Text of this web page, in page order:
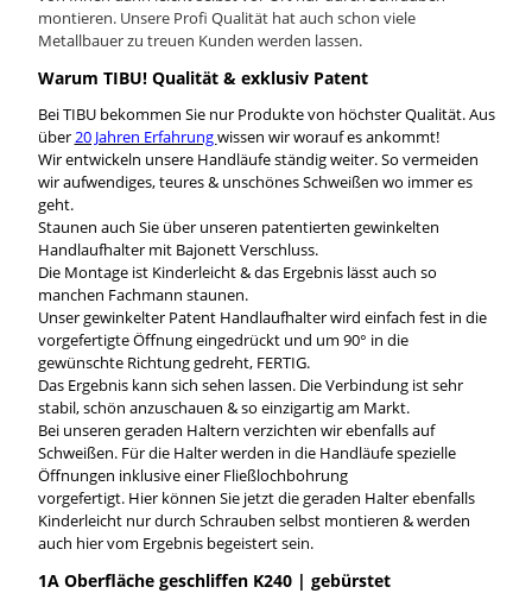
montieren. Unsere Profi Qualität hat auch schon viele
Metallbauer zu treuen Kunden werden lassen.
Warum TIBU! Qualität & exklusiv Patent
Bei TIBU bekommen Sie nur Produkte von höchster Qualität. Aus
über20 Jahren Erfahrungwissen wir worauf es ankommt!
Wir entwickeln unsere Handläufe ständig weiter. So vermeiden
wir aufwendiges, teures & unschönes Schweißen wo immer es
geht.
Staunen auch Sie über unseren patentierten gewinkelten
Handlaufhalter mit Bajonett Verschluss.
Die Montage ist Kinderleicht & das Ergebnis lässt auch so
manchen Fachmann staunen.
Unser gewinkelter Patent Handlaufhalter wird einfach fest in die
vorgefertigte Öffnung eingedrückt und um 90° in die
gewünschte Richtung gedreht, FERTIG.
Das Ergebnis kann sich sehen lassen. Die Verbindung ist sehr
stabil, schön anzuschauen & so einzigartig am Markt.
Bei unseren geraden Haltern verzichten wir ebenfalls auf
Schweißen. Für die Halter werden in die Handläufe spezielle
Öffnungen inklusive einer Fließlochbohrung
vorgefertigt. Hier können Sie jetzt die geraden Halter ebenfalls
Kinderleicht nur durch Schrauben selbst montieren & werden
auch hier vom Ergebnis begeistert sein.
1A Oberfläche geschliffen K240 | gebürstet